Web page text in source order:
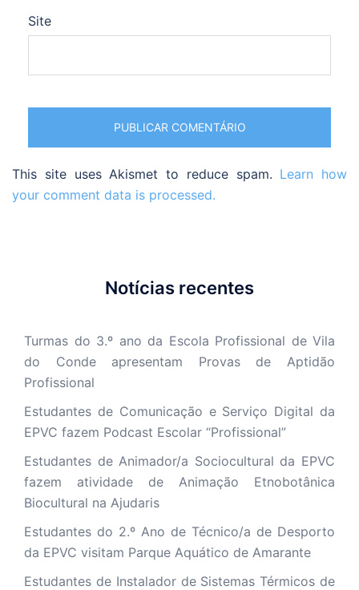
Site
This site uses Akismet to reduce spam. Learn how
your comment data is processed.
Notícias recentes
Turmas do 3.º ano da Escola Profissional de Vila
do Conde apresentam Provas de Aptidão
Profissional
Estudantes de Comunicação e Serviço Digital da
EPVC fazem Podcast Escolar “Profissional”
Estudantes de Animador/a Sociocultural da EPVC
fazem atividade de Animação Etnobotânica
Biocultural na Ajudaris
Estudantes do 2.º Ano de Técnico/a de Desporto
da EPVC visitam Parque Aquático de Amarante
Estudantes de Instalador de Sistemas Térmicos de